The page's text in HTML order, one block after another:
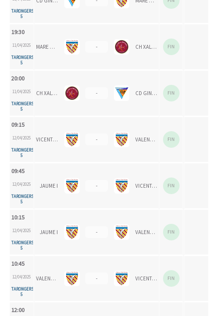
TARONGERS
5
19:30
11/04/2025
TARONGERS
5
MARE NOSTRUM - CH XALOC 1993 FIN
20:00
11/04/2025
TARONGERS
5
CH XALOC 1993 - CD GINER CELESTE FIN
09:15
12/04/2025
TARONGERS
5
VICENTE GAOS - VALENCIA CH 2024 FIN
09:45
12/04/2025
TARONGERS
5
JAUME I - VICENTE GAOS FIN
10:15
12/04/2025
TARONGERS
5
JAUME I - VALENCIA CH 2024 FIN
10:45
12/04/2025
TARONGERS
5
VALENCIA CH 1924 - VICENTE GAOS FIN
12:00